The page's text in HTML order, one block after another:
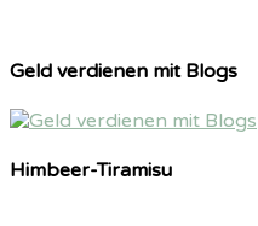
Geld verdienen mit Blogs
Himbeer-Tiramisu